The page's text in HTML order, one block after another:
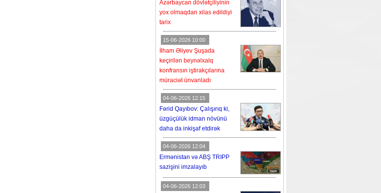
Azərbaycan dövlətçiliyinin
yox olmaqdan xilas edildiyi
tarix
15-06-2026 10:00
İlham Əliyev Şuşada
keçirilən beynəlxalq
konfransın iştirakçılarına
müraciət ünvanladı
04-06-2026 12:15
Fərid Qayıbov: Çalışırıq ki,
üzgüçülük idman növünü
daha da inkişaf etdirək
04-06-2026 12:04
Ermənistan və ABŞ TRIPP
sazişini imzalayıb
04-06-2026 12:03